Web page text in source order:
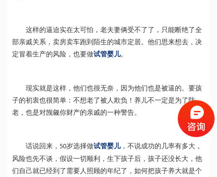
这样的逼迫实在太可怕，老夫妻俩受不了了，只能断绝了全
部亲戚关系，卖房卖车跑到陌生的城市定居。他们思来想去，决
定冒着生产的风险，也要做试管婴儿。
现实就是这样，他们也很无奈，因为他们也是被逼的。要孩
子的初衷也很简单：不想老了被人欺负！养儿不一定是为了防
老，也是对觊觎你财产的亲戚的一种警告。
话说回来， 50岁选择做试管婴儿，不说成功的几率有多大，
风险也先不谈，假设一切顺利，生下孩子后，孩子还没长大，他
们自己就已经到了需要人照顾的年纪了，如何把孩子养大就是个